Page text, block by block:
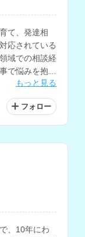
て、発達相
応されている
域での相談経
で悩みを抱え
もっと見る
フォロー
、10年にわ